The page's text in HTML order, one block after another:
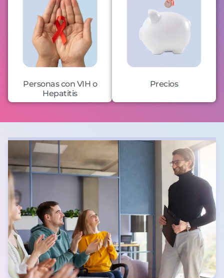
Personas con VIH o
Hepatitis
Precios